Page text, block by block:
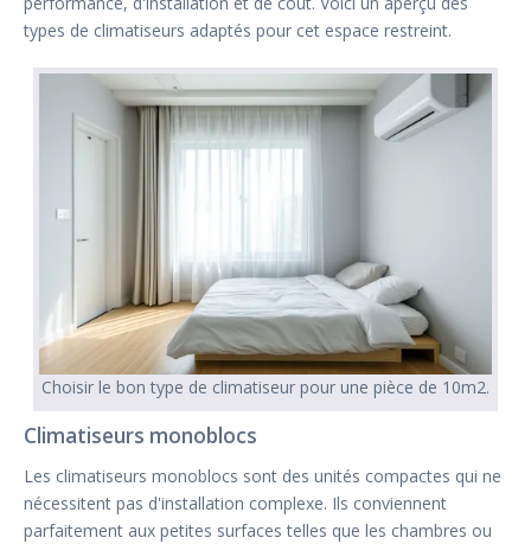
types de climatiseurs adaptés pour cet espace restreint.
Choisir le bon type de climatiseur pour une pièce de 10m2.
Climatiseurs monoblocs
Les climatiseurs monoblocs sont des unités compactes qui ne
nécessitent pas d'installation complexe. Ils conviennent
parfaitement aux petites surfaces telles que les chambres ou